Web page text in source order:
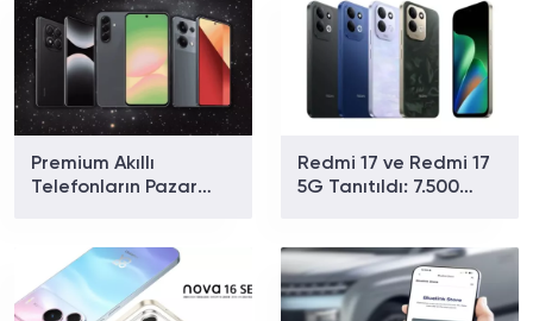
Premium Akıllı
Telefonların Pazar
Redmi 17 ve Redmi 17
5G Tanıtıldı: 7.500
Fiyat